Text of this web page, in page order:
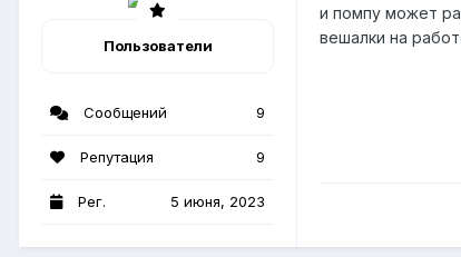
Пользователи
Сообщений 9
Репутация 9
Рег. 5 июня, 2023
и помпу может
вешалки на